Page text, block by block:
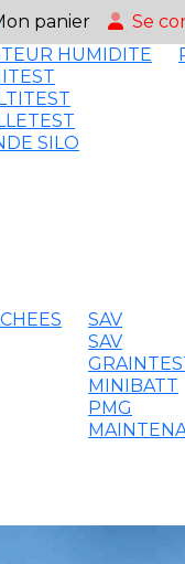
panier Se
HUMIDITE
SILO
SAV
SAV
MINIBATT
PMG